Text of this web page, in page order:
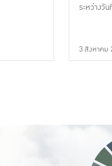
ระหว่างวั
3 สิงหาคม